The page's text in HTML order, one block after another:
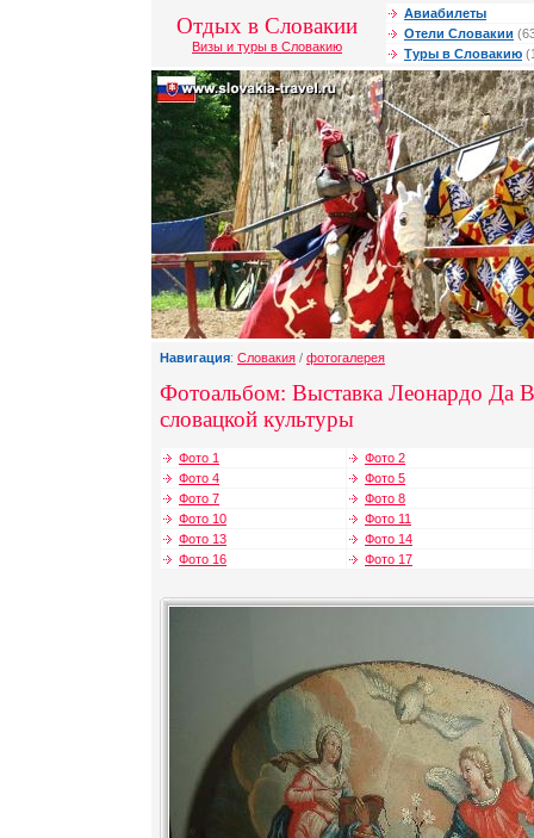
Отдых в Словакии
Визы и туры в Словакию
Авиабилеты
Отели Словакии
Туры в Словакию
Навигация: Словакия / фотогалерея
Фотоальбом: Выставка Леонардо Да
словацкой культуры
Фото 1
Фото 2
Фото 4
Фото 5
Фото 7
Фото 8
Фото 10
Фото 11
Фото 13
Фото 14
Фото 16
Фото 17